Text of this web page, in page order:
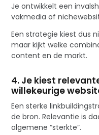
Je ontwikkelt een
vakmedia of
Een strategie kiest dus
maar kijkt welke
content en de markt.
4. Je kiest
willekeurige
Een sterke
de bron. Relevantie is
algemene “sterkte”.